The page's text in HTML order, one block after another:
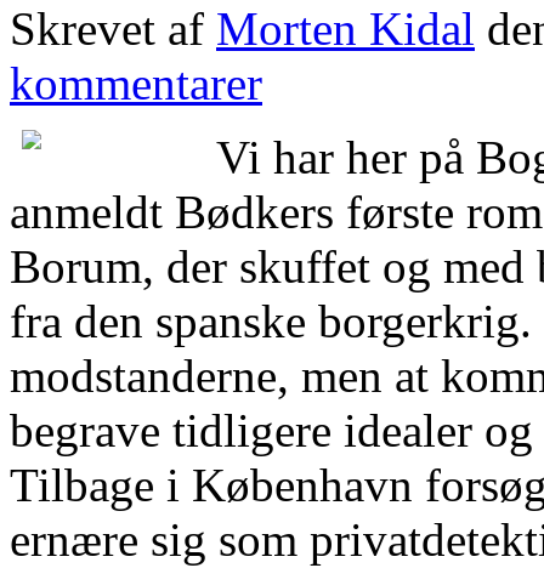
Skrevet af Morten Kidal
kommentarer
Vi har her på
anmeldt Bødkers første
Borum, der skuffet og
fra den spanske
modstanderne, men at
begrave tidligere idealer
Tilbage i København
ernære sig som